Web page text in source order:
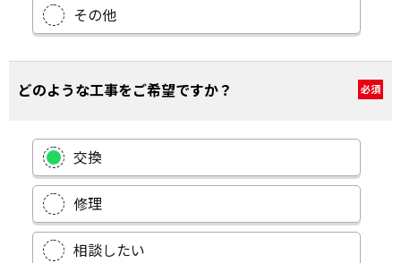
その他
どのような工事をご希望ですか？ 必須
交換
修理
相談したい